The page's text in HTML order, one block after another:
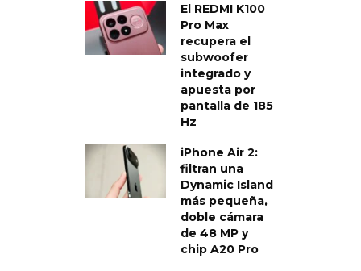
El REDMI K100
Pro Max
recupera el
subwoofer
integrado y
apuesta por
pantalla de 185
Hz
iPhone Air 2:
filtran una
Dynamic Island
más pequeña,
doble cámara
de 48 MP y
chip A20 Pro